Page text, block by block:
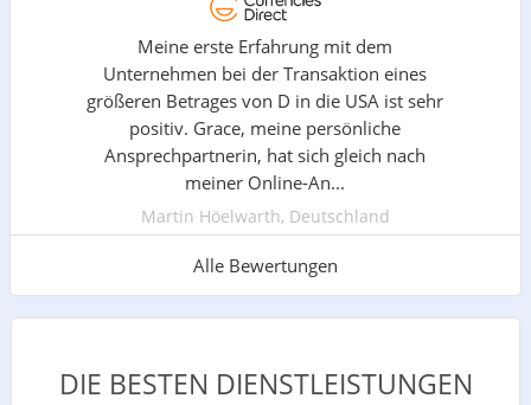
Meine erste Erfahrung mit dem
Unternehmen bei der Transaktion eines
größeren Betrages von D in die USA ist sehr
positiv. Grace, meine persönliche
Ansprechpartnerin, hat sich gleich nach
meiner Online-An...
Martin Höelwarth, Deutschland
Alle Bewertungen
DIE BESTEN DIENSTLEISTUNGEN